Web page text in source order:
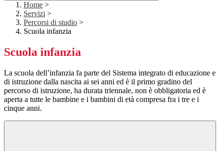
Home >
Servizi >
Percorsi di studio >
Scuola infanzia
Scuola infanzia
La scuola dell’infanzia fa parte del Sistema integrato di educazione e
di istruzione dalla nascita ai sei anni ed è il primo gradino del
percorso di istruzione, ha durata triennale, non è obbligatoria ed è
aperta a tutte le bambine e i bambini di età compresa fra i tre e i
cinque anni.